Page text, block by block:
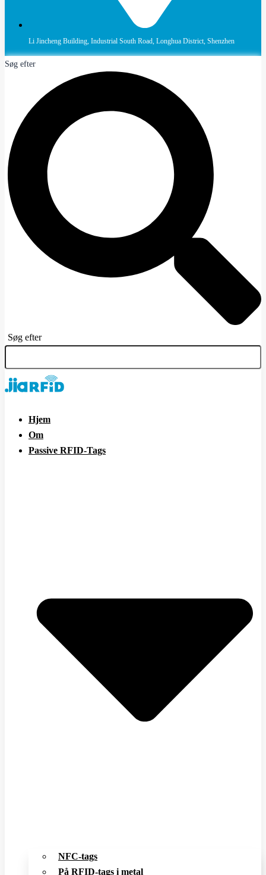
Li Jincheng Building, Industrial South Road, Longhua District, Shenzhen
Søg efter
Søg efter
Hjem
Om
Passive RFID-Tags
NFC-tags
På RFID-tags i metal